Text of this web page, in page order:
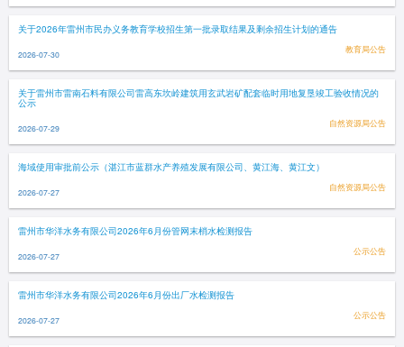
关于2026年雷州市民办义务教育学校招生第一批录取结果及剩余招生计划的通告
2026-07-30 教育局公告
关于雷州市雷南石料有限公司雷高东坎岭建筑用玄武岩矿配套临时用地复垦竣工验收情况的
公示
2026-07-29 自然资源局公告
海域使用审批前公示（湛江市蓝群水产养殖发展有限公司、黄江海、黄江文）
2026-07-27 自然资源局公告
雷州市华洋水务有限公司2026年6月份管网末梢水检测报告
2026-07-27 公示公告
雷州市华洋水务有限公司2026年6月份出厂水检测报告
2026-07-27 公示公告